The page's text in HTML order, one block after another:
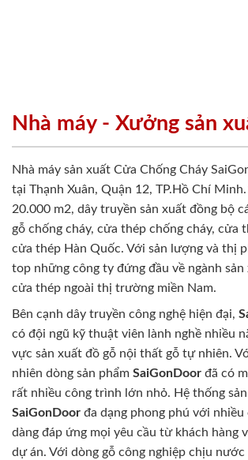
Nhà máy - Xưởng sản
Nhà máy sản xuất Cửa Chống Cháy
tại Thạnh Xuân, Quận 12, TP.Hồ Chí
20.000 m2, dây truyền sản xuất đồng bộ
gỗ chống cháy, cửa thép chống cháy, cửa
cửa thép Hàn Quốc. Với sản lượng và thị
top những công ty đứng đầu về ngành
cửa thép ngoài thị trường miền Nam.
Bên cạnh dây truyền công nghệ hiện đại,
có đội ngũ kỹ thuật viên lành nghề nhiều
vực sản xuất đồ gỗ nội thất gỗ tự nhiên.
nhiên dòng sản phẩm SaiGonDoor đã có
rất nhiều công trình lớn nhỏ. Hệ thống
SaiGonDoor đa dạng phong phú với
dàng đáp ứng mọi yêu cầu từ khách hàng
dự án. Với dòng gỗ công nghiệp chịu